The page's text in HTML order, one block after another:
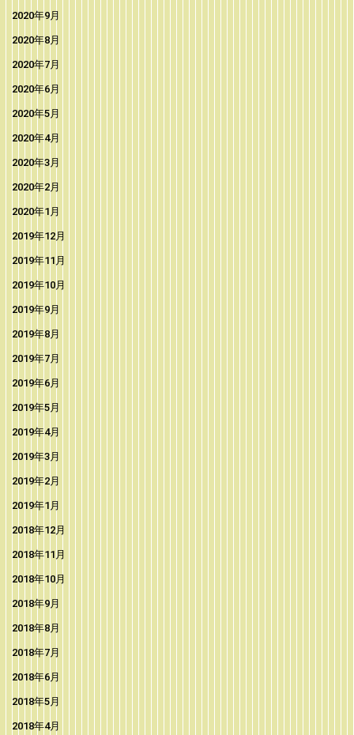
2020年9月
2020年8月
2020年7月
2020年6月
2020年5月
2020年4月
2020年3月
2020年2月
2020年1月
2019年12月
2019年11月
2019年10月
2019年9月
2019年8月
2019年7月
2019年6月
2019年5月
2019年4月
2019年3月
2019年2月
2019年1月
2018年12月
2018年11月
2018年10月
2018年9月
2018年8月
2018年7月
2018年6月
2018年5月
2018年4月